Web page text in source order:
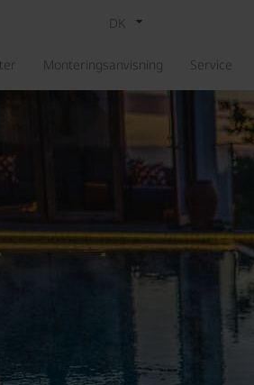
DK
Monteringsanvisning Service